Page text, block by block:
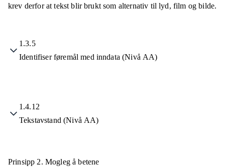
krev derfor at tekst blir brukt som alternativ til lyd, film og bilde.
1.3.5
Identifiser føremål med inndata (Nivå AA)
1.4.12
Tekstavstand (Nivå AA)
Prinsipp 2. Mogleg å betene